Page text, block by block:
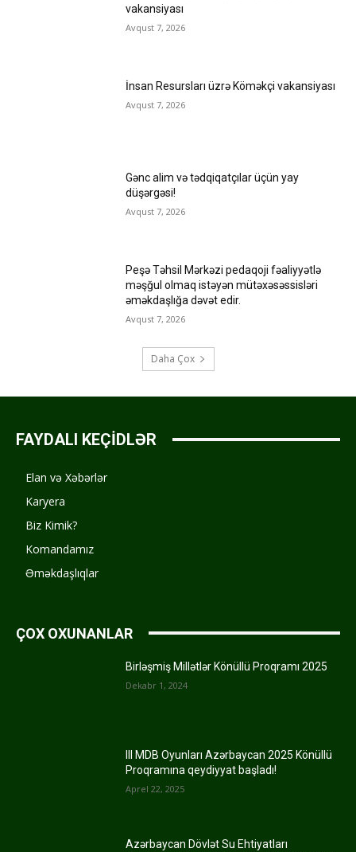
vakansiyası
Avqust 7, 2026
İnsan Resursları üzrə Köməkçi vakansiyası
Avqust 7, 2026
Gənc alim və tədqiqatçılar üçün yay
düşərgəsi!
Avqust 7, 2026
Peşə Təhsil Mərkəzi pedaqoji fəaliyyətlə
məşğul olmaq istəyən mütəxəsəssisləri
əməkdaşlığa dəvət edir.
Avqust 7, 2026
Daha Çox
FAYDALI KEÇİDLƏR
Elan və Xəbərlər
Karyera
Biz Kimik?
Komandamız
Əməkdaşlıqlar
ÇOX OXUNANLAR
Birləşmiş Millətlər Könüllü Proqramı 2025
Dekabr 1, 2024
III MDB Oyunları Azərbaycan 2025 Könüllü
Proqramına qeydiyyat başladı!
Aprel 22, 2025
Azərbaycan Dövlət Su Ehtiyatları